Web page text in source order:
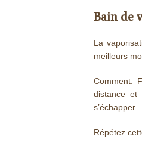
Bain de
La
meilleurs
Comment:
distance et
s’échapper.
Répétez